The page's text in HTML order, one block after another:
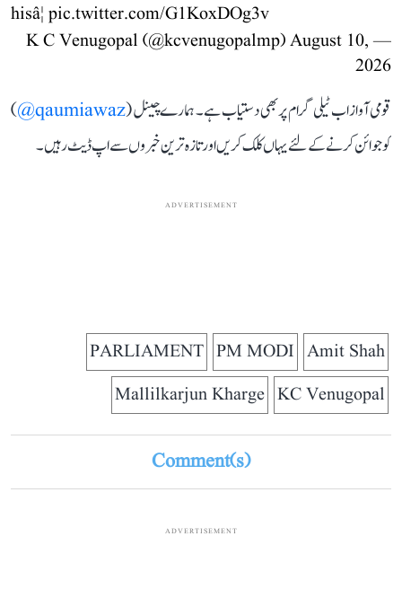
hisâ¦ pic.twitter.com/G1KoxDOg3v
— K C Venugopal (@kcvenugopalmp)
August 10,
2026
قومی آواز اب ٹیلی گرام پر بھی دستیاب ہے۔ ہمارے چینل (qaumiawaz@
)
کو جوائن کرنے کے لئے یہاں کلک کریں اور تازہ ترین خبروں سے اپ ڈیٹ رہیں۔
ADVERTISEMENT
Amit Shah
PM MODI
PARLIAMENT
KC Venugopal
Mallilkarjun Kharge
Comment(s)
ADVERTISEMENT